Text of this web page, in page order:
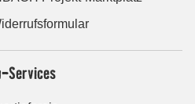
Services